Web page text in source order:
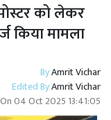
को लेकर
किया मामला
ByAmrit Vichar
Edited ByAmrit Vichar
On04 Oct 2025 13:41:05